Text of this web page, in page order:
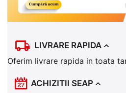
LIVRARE RAPIDA
Oferim livrare rapida in toata
ACHIZITII SEAP